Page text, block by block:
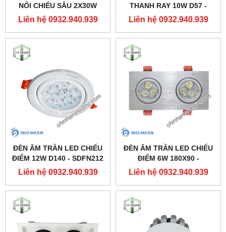
NỔI CHIẾU SÂU 2X30W
310X160 - DFB2301 -
Liên hệ 0932.940.939
THANH RAY 10W D57 -
DIA1101 - DUHAL
Liên hệ 0932.940.939
ĐÈN ÂM TRẦN LED CHIẾU
ĐIỂM 12W D140 - SDFN212
- DUHAL
Liên hệ 0932.940.939
ĐÈN ÂM TRẦN LED CHIẾU
ĐIỂM 6W 180X90 -
SDFC202 - DUHAL
Liên hệ 0932.940.939